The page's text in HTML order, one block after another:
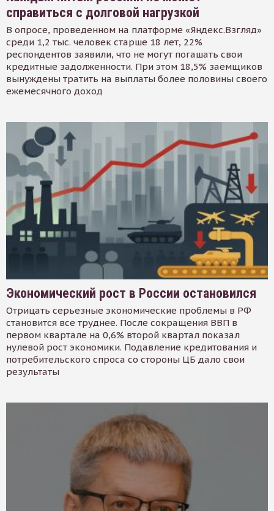
справиться с долговой нагрузкой
В опросе, проведенном на платформе «Яндекс.Взгляд»
среди 1,2 тыс. человек старше 18 лет, 22%
респондентов заявили, что не могут погашать свои
кредитные задолженности. При этом 18,5% заемщиков
вынуждены тратить на выплаты более половины своего
ежемесячного доход
Экономический рост в России остановился
Отрицать серьезные экономические проблемы в РФ
становится все труднее. После сокращения ВВП в
первом квартале на 0,6% второй квартал показал
нулевой рост экономики. Подавление кредитования и
потребительского спроса со стороны ЦБ дало свои
результаты